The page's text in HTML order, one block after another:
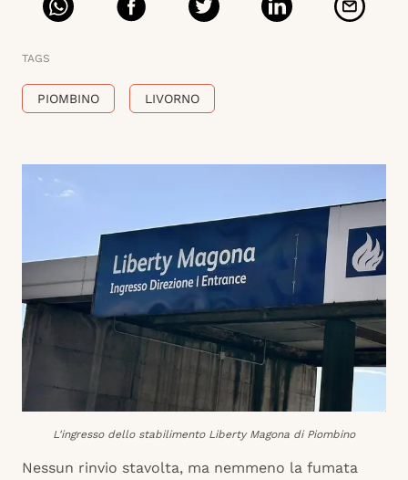
TAGS
PIOMBINO LIVORNO
L'ingresso dello stabilimento Liberty Magona di Piombino
Nessun rinvio stavolta, ma nemmeno la fumata